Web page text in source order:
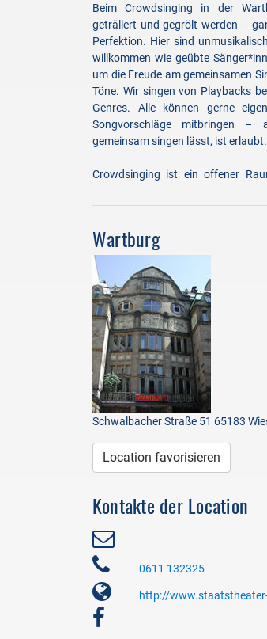
Beim Crowdsinging in der
geträllert und gegrölt werden –
Perfektion. Hier sind
willkommen wie geübte
um die Freude am gemeinsamen
Töne. Wir singen von Playbacks
Genres. Alle können gerne
Songvorschläge mitbringen
gemeinsam singen lässt, ist erlaubt.
Crowdsinging ist ein offener
Wartburg
Schwalbacher Straße 51 65183
Location favorisieren
Kontakte der Location
0611 132325
http://